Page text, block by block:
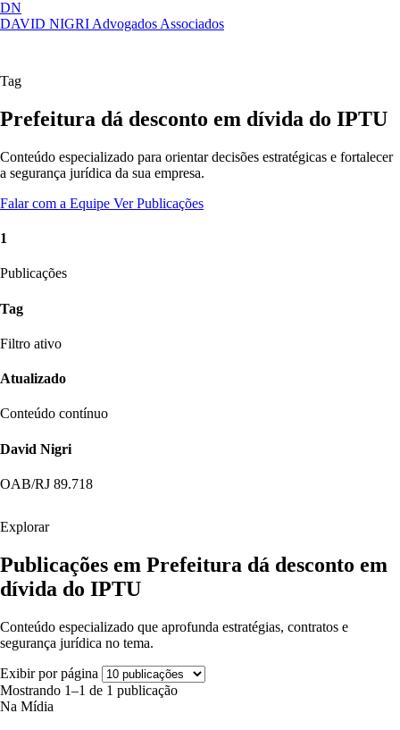
DN
DAVID NIGRI Advogados Associados
Artigos, sentenças, áreas de atuação,
Tag
Prefeitura dá desconto em dívida do IPTU
Conteúdo especializado para orientar decisões estratégicas e fortalecer
a segurança jurídica da sua empresa.
Falar com a Equipe Ver Publicações
1
Publicações
Tag
Filtro ativo
Atualizado
Conteúdo contínuo
David Nigri
OAB/RJ 89.718
Explorar
Publicações em Prefeitura dá desconto em
dívida do IPTU
Conteúdo especializado que aprofunda estratégias, contratos e
segurança jurídica no tema.
Exibir por página
Mostrando 1–1 de 1 publicação
Na Mídia